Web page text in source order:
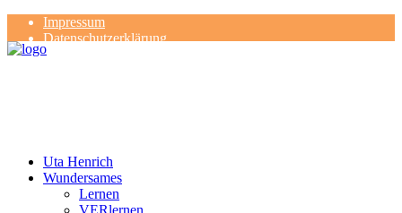
Impressum
Datenschutzerklärung
Kontakt
Uta Henrich
Wundersames
Lernen
VERlernen